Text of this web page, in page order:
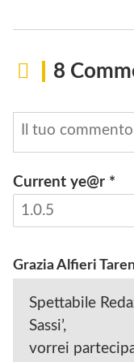
8
Current ye@r *
Grazia Alfieri
Spettabile
Sassi’,
vorrei